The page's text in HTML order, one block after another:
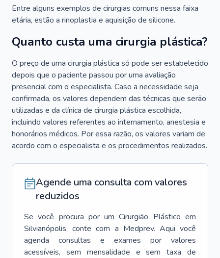
Entre alguns exemplos de cirurgias comuns nessa faixa
etária, estão a rinoplastia e aquisição de silicone.
Quanto custa uma cirurgia plástica?
O preço de uma cirurgia plástica só pode ser estabelecido
depois que o paciente passou por uma avaliação
presencial com o especialista. Caso a necessidade seja
confirmada, os valores dependem das técnicas que serão
utilizadas e da clínica de cirurgia plástica escolhida,
incluindo valores referentes ao internamento, anestesia e
honorários médicos. Por essa razão, os valores variam de
acordo com o especialista e os procedimentos realizados.
Agende uma consulta com valores
reduzidos
Se você procura por um Cirurgião Plástico em
Silvianópolis, conte com a Medprev. Aqui você
agenda consultas e exames por valores
acessíveis, sem mensalidade e sem taxa de